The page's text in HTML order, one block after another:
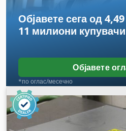
Објавете сега од
11 милиони купувачи
Објавете
*по оглас/месечно